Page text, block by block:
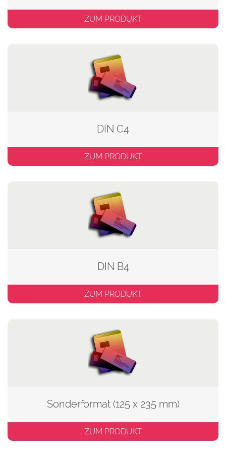
ZUM PRODUKT
DIN C4
ZUM PRODUKT
DIN B4
ZUM PRODUKT
Sonderformat (125 x 235 mm)
ZUM PRODUKT